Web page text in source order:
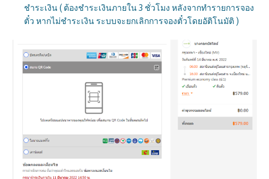
ชำระเงิน ( ต้องชำระเงินภายใน 3 ชั่วโมง หลังจากทำรายการจอง
ตั๋ว หากไม่ชำระเงิน ระบบจะยกเลิกการจองตั๋วโดยอัติโนมัติ )